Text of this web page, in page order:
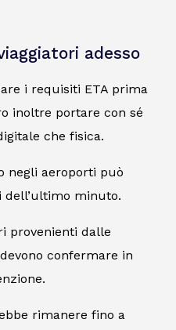
adesso
i requisiti ETA prima
inoltre portare con sé
che fisica.
negli aeroporti può
minuto.
provenienti dalle
confermare in
rimanere fino a